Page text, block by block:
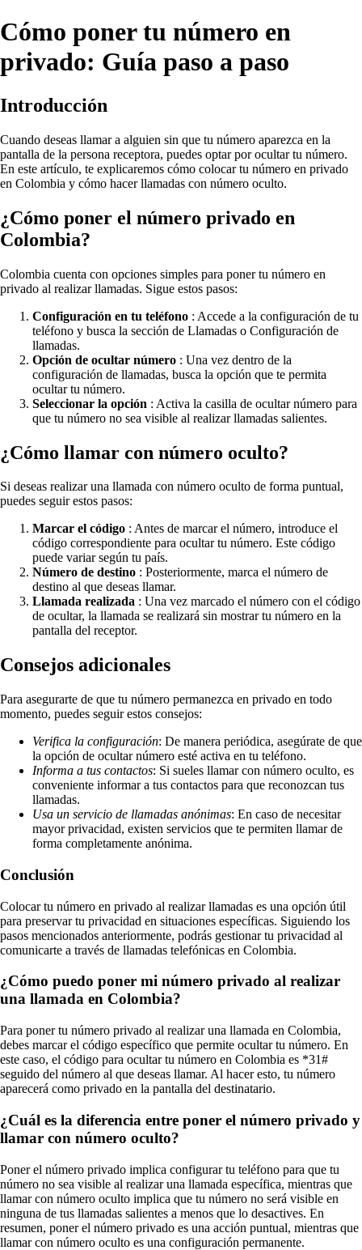
Cómo poner tu número en
privado: Guía paso a paso
Introducción
Cuando deseas llamar a alguien sin que tu número aparezca en la
pantalla de la persona receptora, puedes optar por ocultar tu número.
En este artículo, te explicaremos cómo colocar tu número en privado
en Colombia y cómo hacer llamadas con número oculto.
¿Cómo poner el número privado en
Colombia?
Colombia cuenta con opciones simples para poner tu número en
privado al realizar llamadas. Sigue estos pasos:
Configuración en tu teléfono : Accede a la configuración de tu
teléfono y busca la sección de Llamadas o Configuración de
llamadas.
Opción de ocultar número : Una vez dentro de la
configuración de llamadas, busca la opción que te permita
ocultar tu número.
Seleccionar la opción : Activa la casilla de ocultar número para
que tu número no sea visible al realizar llamadas salientes.
¿Cómo llamar con número oculto?
Si deseas realizar una llamada con número oculto de forma puntual,
puedes seguir estos pasos:
Marcar el código : Antes de marcar el número, introduce el
código correspondiente para ocultar tu número. Este código
puede variar según tu país.
Número de destino : Posteriormente, marca el número de
destino al que deseas llamar.
Llamada realizada : Una vez marcado el número con el código
de ocultar, la llamada se realizará sin mostrar tu número en la
pantalla del receptor.
Consejos adicionales
Para asegurarte de que tu número permanezca en privado en todo
momento, puedes seguir estos consejos:
Verifica la configuración: De manera periódica, asegúrate de que
la opción de ocultar número esté activa en tu teléfono.
Informa a tus contactos: Si sueles llamar con número oculto, es
conveniente informar a tus contactos para que reconozcan tus
llamadas.
Usa un servicio de llamadas anónimas: En caso de necesitar
mayor privacidad, existen servicios que te permiten llamar de
forma completamente anónima.
Conclusión
Colocar tu número en privado al realizar llamadas es una opción útil
para preservar tu privacidad en situaciones específicas. Siguiendo los
pasos mencionados anteriormente, podrás gestionar tu privacidad al
comunicarte a través de llamadas telefónicas en Colombia.
¿Cómo puedo poner mi número privado al realizar
una llamada en Colombia?
Para poner tu número privado al realizar una llamada en Colombia,
debes marcar el código específico que permite ocultar tu número. En
este caso, el código para ocultar tu número en Colombia es *31#
seguido del número al que deseas llamar. Al hacer esto, tu número
aparecerá como privado en la pantalla del destinatario.
¿Cuál es la diferencia entre poner el número privado y
llamar con número oculto?
Poner el número privado implica configurar tu teléfono para que tu
número no sea visible al realizar una llamada específica, mientras que
llamar con número oculto implica que tu número no será visible en
ninguna de tus llamadas salientes a menos que lo desactives. En
resumen, poner el número privado es una acción puntual, mientras que
llamar con número oculto es una configuración permanente.